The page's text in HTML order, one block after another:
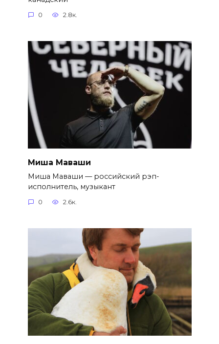
0 2.8к.
Миша Маваши
Миша Маваши — российский рэп-
исполнитель, музыкант
0 2.6к.